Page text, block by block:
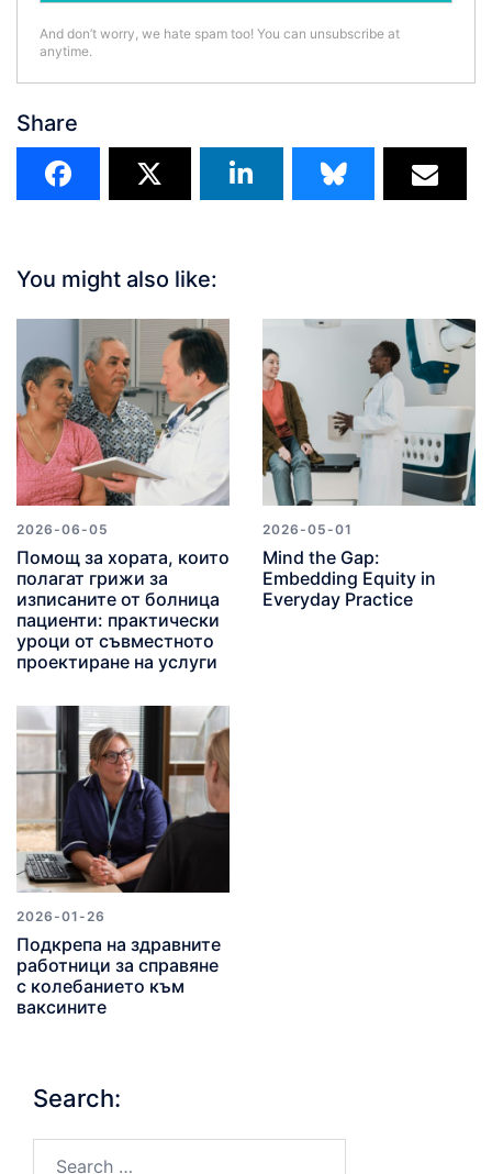
And don’t worry, we hate spam too! You can unsubscribe at
anytime.
Share
You might also like:
2026-06-05
Помощ за хората, които
полагат грижи за
изписаните от болница
пациенти: практически
уроци от съвместното
проектиране на услуги
2026-05-01
Mind the Gap:
Embedding Equity in
Everyday Practice
2026-01-26
Подкрепа на здравните
работници за справяне
с колебанието към
ваксините
Search: